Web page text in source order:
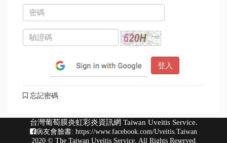
忘記密碼
台灣葡萄膜炎虹彩炎資訊網 Taiwan Uveitis Service.
病友會臉書: https://www.facebook.com/Uveitis.Taiwan
2020 © The Taiwan Uveitis Service. All Rights Reserved